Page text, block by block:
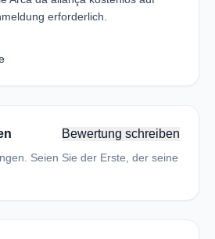
erforderlich.
Bewertung schreiben
Seien Sie der Erste, der seine